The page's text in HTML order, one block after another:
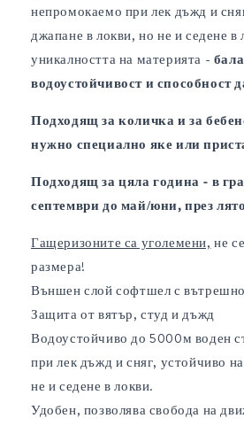
непромокаемо при лек дъжд и
джапане в локви, но не и седене в
уникалността на материята -
водоустойчивост и способност
Подходящ за количка и за
нужно специално яке или
Подходящ за цяла година - в
септември до май/юни, през
Гащеризоните са уголемени, не
размера!
Външен слой софтшел с
Защита от вятър, студ и дъжд
Водоустойчиво до 5000м воден
при лек дъжд и сняг, устойчиво
не и седене в локви.
Удобен, позволява свобода на